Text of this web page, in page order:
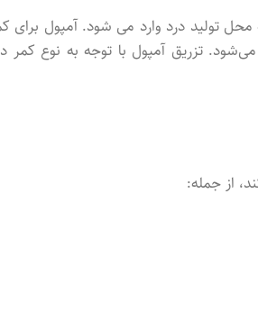
تولید درد وارد می‌ شود. آمپول برای
تزریق آمپول با توجه به نوع کمر
از جمله: